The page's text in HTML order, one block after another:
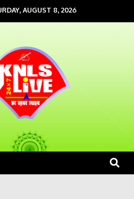
AUGUST 8, 2026
Portal